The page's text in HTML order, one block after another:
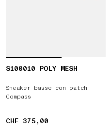
S100010 POLY MESH
Sneaker basse con patch
Compass
CHF 375,00
CHF 375,00